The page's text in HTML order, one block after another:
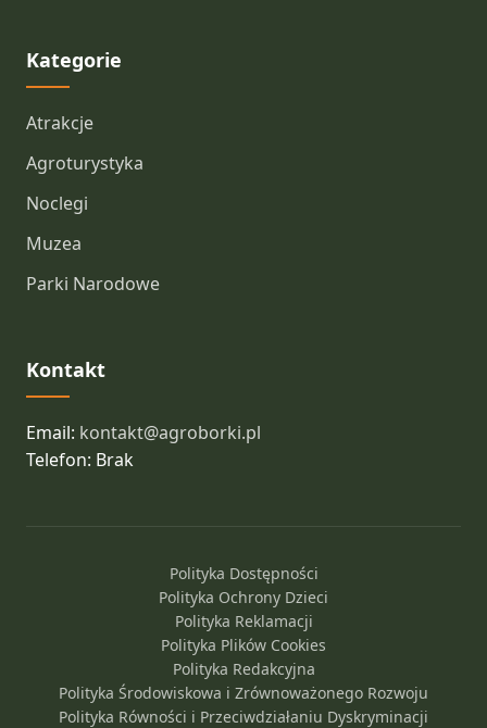
Kategorie
Atrakcje
Agroturystyka
Noclegi
Muzea
Parki Narodowe
Kontakt
Email: kontakt@agroborki.pl
Telefon: Brak
Polityka Dostępności
Polityka Ochrony Dzieci
Polityka Reklamacji
Polityka Plików Cookies
Polityka Redakcyjna
Polityka Środowiskowa i Zrównoważonego Rozwoju
Polityka Równości i Przeciwdziałaniu Dyskryminacji